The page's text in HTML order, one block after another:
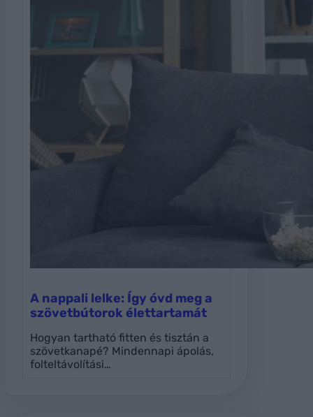
A nappali lelke: Így óvd meg a
szövetbútorok élettartamát
Hogyan tartható fitten és tisztán a
szövetkanapé? Mindennapi ápolás,
folteltávolítási…